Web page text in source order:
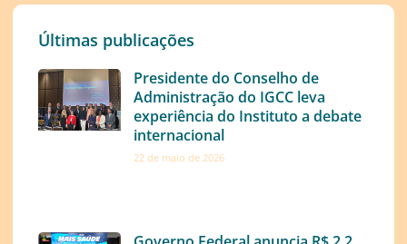
Últimas publicações
Presidente do Conselho de
Administração do IGCC leva
experiência do Instituto a debate
internacional
22 de maio de 2026